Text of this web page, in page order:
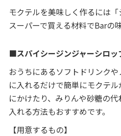
モクテルを美味しく作るには「
スーパーで買える材料でBarの
■スパイシージンジャーシロッ
おうちにあるソフトドリンク
に入れるだけで簡単にモクテ
にかけたり、みりんや砂糖の
入れる方法もおすすめです。
【用意するもの】